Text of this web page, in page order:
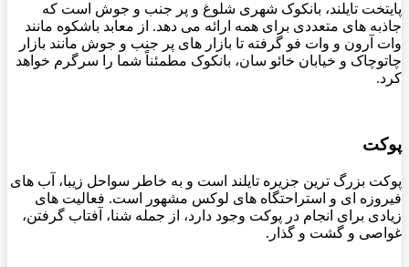
پایتخت تایلند، بانکوک شهری شلوغ و پر جنب و جوش است که
جاذبه های متعددی برای همه ارائه می دهد. از معابد باشکوه مانند
وات آرون و وات فو گرفته تا بازار های پر جنب و جوش مانند بازار
چاتوچاک و خیابان خائو سان، بانکوک مطمئناً شما را سرگرم خواهد
کرد.
پوکت
پوکت بزرگ ترین جزیره تایلند است و به خاطر سواحل زیبا، آب های
فیروزه ای و استراحتگاه های لوکس مشهور است. فعالیت های
زیادی برای انجام در پوکت وجود دارد، از جمله شنا، آفتاب گرفتن،
غواصی و گشت و گذار.